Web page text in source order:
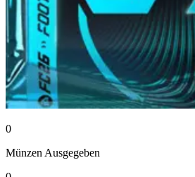
0
Münzen Ausgegeben